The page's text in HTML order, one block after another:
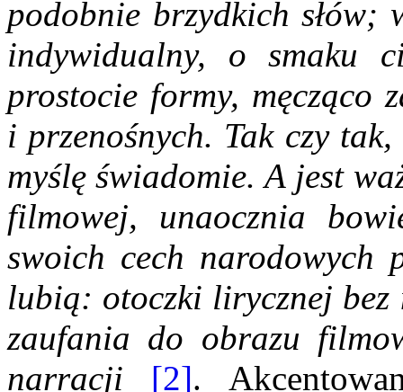
podobnie brzydkich
indywidualny, o smaku
prostocie formy, męcząco
i przenośnych. Tak czy
myślę świadomie. A jest
filmowej, unaocznia
swoich cech narodowych
lubią: otoczki lirycznej bez
zaufania do obrazu
narracji
[2].